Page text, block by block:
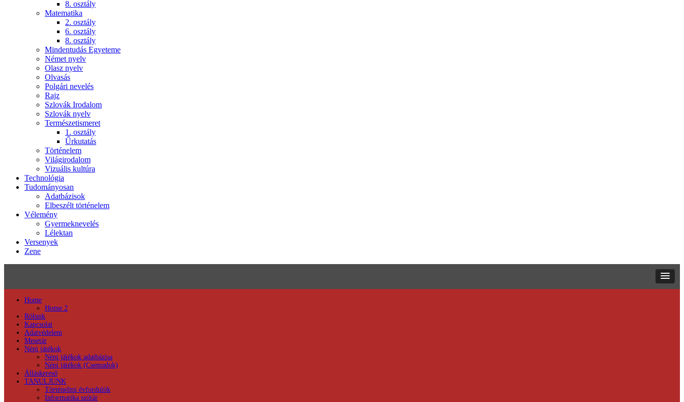
8. osztály
Matematika
2. osztály
6. osztály
8. osztály
Mindentudás Egyeteme
Német nyelv
Olasz nyelv
Olvasás
Polgári nevelés
Rajz
Szlovák Irodalom
Szlovák nyelv
Természetismeret
1. osztály
Űrkutatás
Történelem
Világirodalom
Vizuális kultúra
Technológia
Tudományosan
Adatbázisok
Elbeszélt történelem
Vélemény
Gyermeknevelés
Lélektan
Versenyek
Zene
Home
Home 2
Rólunk
Kapcsolat
Adatvédelem
Mesetár
Népi játékok
Népi játékok adatbázisa
Népi játékok (Csemadok)
Álláskereső
TANULJUNK
Történelmi évfordulók
Informatika szótár